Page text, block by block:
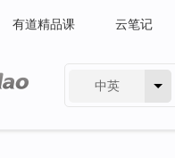
有道精品课 云笔记
中英